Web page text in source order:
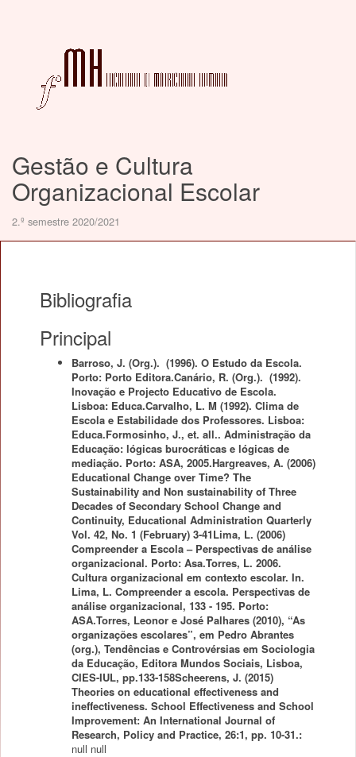
Gestão e Cultura
Organizacional Escolar
2.º semestre 2020/2021
Bibliografia
Principal
Barroso, J. (Org.). (1996). O Estudo da Escola.
Porto: Porto Editora.Canário, R. (Org.). (1992).
Inovação e Projecto Educativo de Escola.
Lisboa: Educa.Carvalho, L. M (1992). Clima de
Escola e Estabilidade dos Professores. Lisboa:
Educa.Formosinho, J., et. all.. Administração da
Educação: lógicas burocráticas e lógicas de
mediação. Porto: ASA, 2005.Hargreaves, A. (2006)
Educational Change over Time? The
Sustainability and Non sustainability of Three
Decades of Secondary School Change and
Continuity, Educational Administration Quarterly
Vol. 42, No. 1 (February) 3-41Lima, L. (2006)
Compreender a Escola – Perspectivas de análise
organizacional. Porto: Asa.Torres, L. 2006.
Cultura organizacional em contexto escolar. In.
Lima, L. Compreender a escola. Perspectivas de
análise organizacional, 133 - 195. Porto:
ASA.Torres, Leonor e José Palhares (2010), “As
organizações escolares”, em Pedro Abrantes
(org.), Tendências e Controvérsias em Sociologia
da Educação, Editora Mundos Sociais, Lisboa,
CIES-IUL, pp.133-158Scheerens, J. (2015)
Theories on educational effectiveness and
ineffectiveness. School Effectiveness and School
Improvement: An International Journal of
Research, Policy and Practice, 26:1, pp. 10-31.:
null null